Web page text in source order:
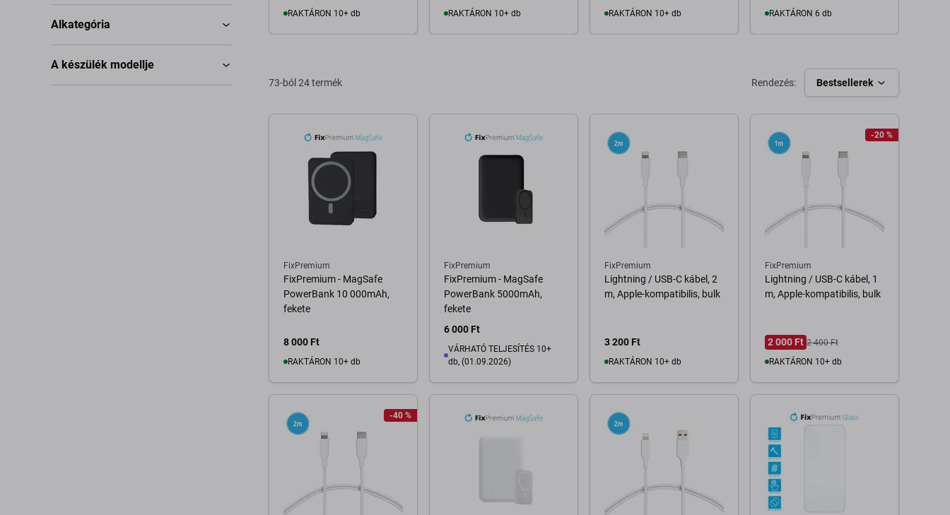
Alkategória
A készülék modellje
RAKTÁRON 10+ db RAKTÁRON 10+ db RAKTÁRON 10+ db RAKTÁRON 6 db
73-ból 24 termék Rendezés: Bestsellerek
FixPremium
FixPremium - MagSafe
PowerBank 10 000mAh,
fekete
8 000 Ft
RAKTÁRON 10+ db
FixPremium
FixPremium - MagSafe
PowerBank 5000mAh,
fekete
6 000 Ft
VÁRHATÓ TELJESÍTÉS 10+
db, (01.09.2026)
Kosárba
FixPremium
Lightning / USB-C kábel, 2
m, Apple-kompatibilis, bulk
3 200 Ft
RAKTÁRON 10+ db
-20 %
FixPremium
Lightning / USB-C kábel, 1
m, Apple-kompatibilis, bulk
2 000 Ft 2 400 Ft
RAKTÁRON 10+ db
-40 %